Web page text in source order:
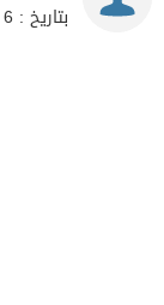
بتاريخ : 6 ديسمبر 2024 , 11:46